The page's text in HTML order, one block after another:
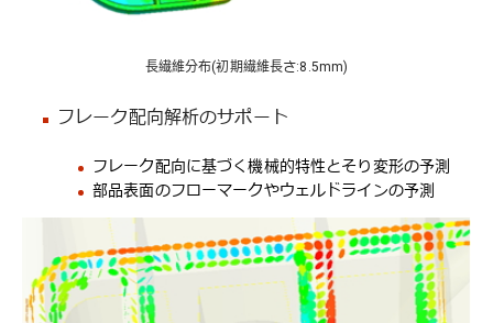
長繊維分布(初期繊維長さ:8.5mm)
フレーク配向解析のサポート
フレーク配向に基づく機械的特性とそり変形の予測
部品表面のフローマークやウェルドラインの予測